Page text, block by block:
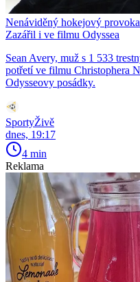
Nenáviděný hokejový
Zazářil i ve filmu Odyssea
Sean Avery, muž s 1 533
potřetí ve filmu Christophera
Odysseovy posádky.
SportyŽivě
dnes, 19:17
4 min
Reklama